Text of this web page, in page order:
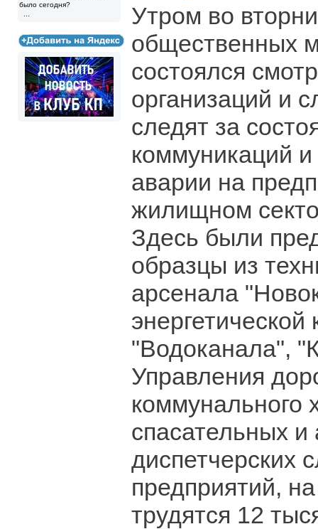
было сегодня?
Утром во
общественных
состоялся
организаций и
следят за
коммуникаций
аварии на
жилищном
Здесь были
образцы из
арсенала
"Водоканала",
Управления
коммунального
спасательных и
диспетчерских
предприятий,
трудятся 12